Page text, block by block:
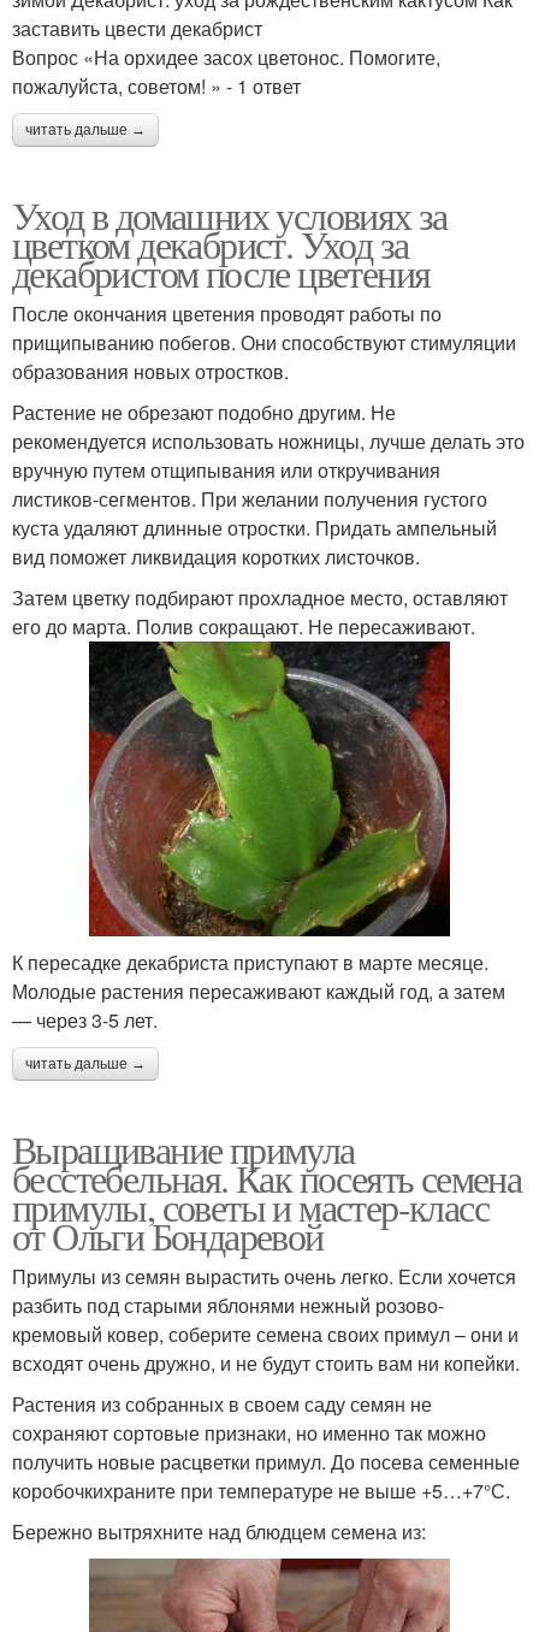
заставить цвести декабрист
Вопрос «На орхидее засох цветонос. Помогите,
пожалуйста, советом! » - 1 ответ
читать дальше →
Уход в домашних условиях за
цветком декабрист. Уход за
декабристом после цветения
После окончания цветения проводят работы по
прищипыванию побегов. Они способствуют стимуляции
образования новых отростков.
Растение не обрезают подобно другим. Не
рекомендуется использовать ножницы, лучше делать это
вручную путем отщипывания или откручивания
листиков-сегментов. При желании получения густого
куста удаляют длинные отростки. Придать ампельный
вид поможет ликвидация коротких листочков.
Затем цветку подбирают прохладное место, оставляют
его до марта. Полив сокращают. Не пересаживают.
К пересадке декабриста приступают в марте месяце.
Молодые растения пересаживают каждый год, а затем
— через 3-5 лет.
читать дальше →
Выращивание примула
бесстебельная. Как посеять семена
примулы, советы и мастер-класс
от Ольги Бондаревой
Примулы из семян вырастить очень легко. Если хочется
разбить под старыми яблонями нежный розово-
кремовый ковер, соберите семена своих примул – они и
всходят очень дружно, и не будут стоить вам ни копейки.
Растения из собранных в своем саду семян не
сохраняют сортовые признаки, но именно так можно
получить новые расцветки примул. До посева семенные
коробочкихраните при температуре не выше +5…+7°С.
Бережно вытряхните над блюдцем семена из: